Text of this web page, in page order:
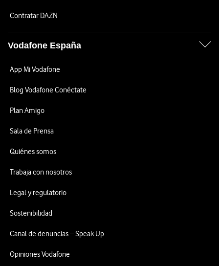
Contratar DAZN
Vodafone España
App Mi Vodafone
Blog Vodafone Conéctate
Plan Amigo
Sala de Prensa
Quiénes somos
Trabaja con nosotros
Legal y regulatorio
Sostenibilidad
Canal de denuncias – Speak Up
Opiniones Vodafone